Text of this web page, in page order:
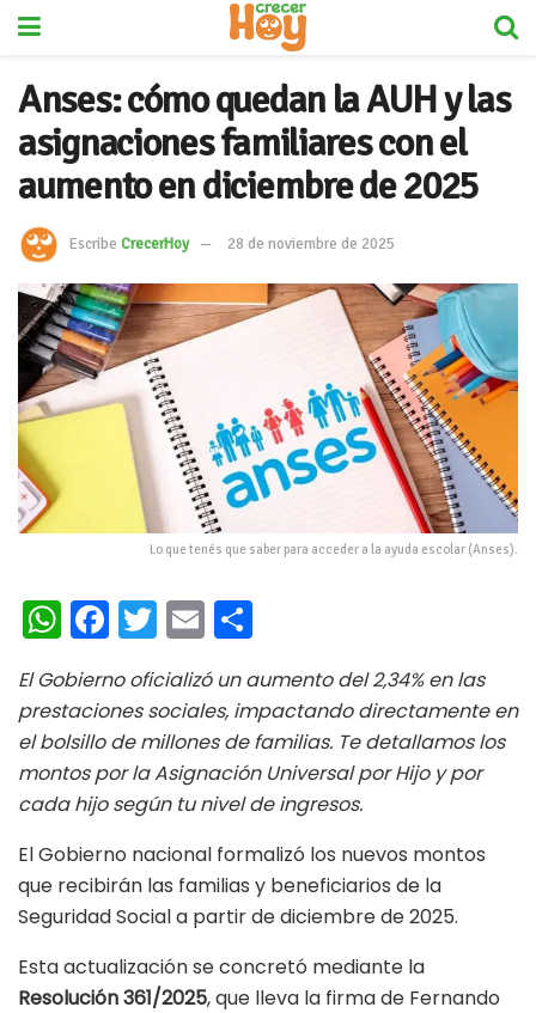
Anses: cómo quedan la AUH y las
asignaciones familiares con el
aumento en diciembre de 2025
Escribe CrecerHoy 28 de noviembre de 2025
Lo que tenés que saber para acceder a la ayuda escolar (Anses).
W
at
s
A
p
p
Fa
b
oo
k
T
tt
er
E
ai
l
m
p
ar
ti
r
El Gobierno oficializó un aumento del 2,34% en las
prestaciones sociales, impactando directamente en
el bolsillo de millones de familias. Te detallamos los
montos por la Asignación Universal por Hijo y por
cada hijo según tu nivel de ingresos.
El Gobierno nacional formalizó los nuevos montos
que recibirán las familias y beneficiarios de la
Seguridad Social a partir de diciembre de 2025.
Esta actualización se concretó mediante la
Resolución 361/2025, que lleva la firma de Fernando